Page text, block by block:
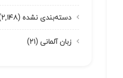
دسته‌بندی نشده (۲,۱۴۸)
زبان آلمانی (۲۱)